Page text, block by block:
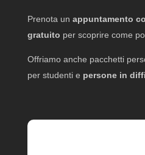
Prenota un appuntamento
gratuito per scoprire come
Offriamo anche pacchetti
per studenti e persone in